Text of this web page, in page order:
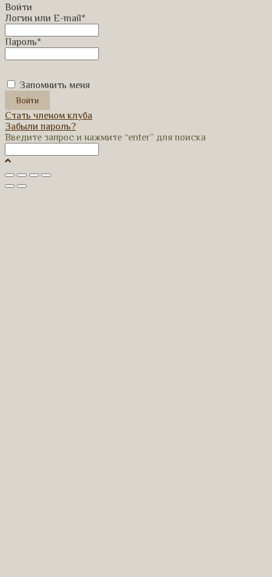
Войти
Логин или E-mail*
Пароль*
Запомнить меня
Стать членом клуба
Забыли пароль?
Введите запрос и нажмите “enter” для поиска